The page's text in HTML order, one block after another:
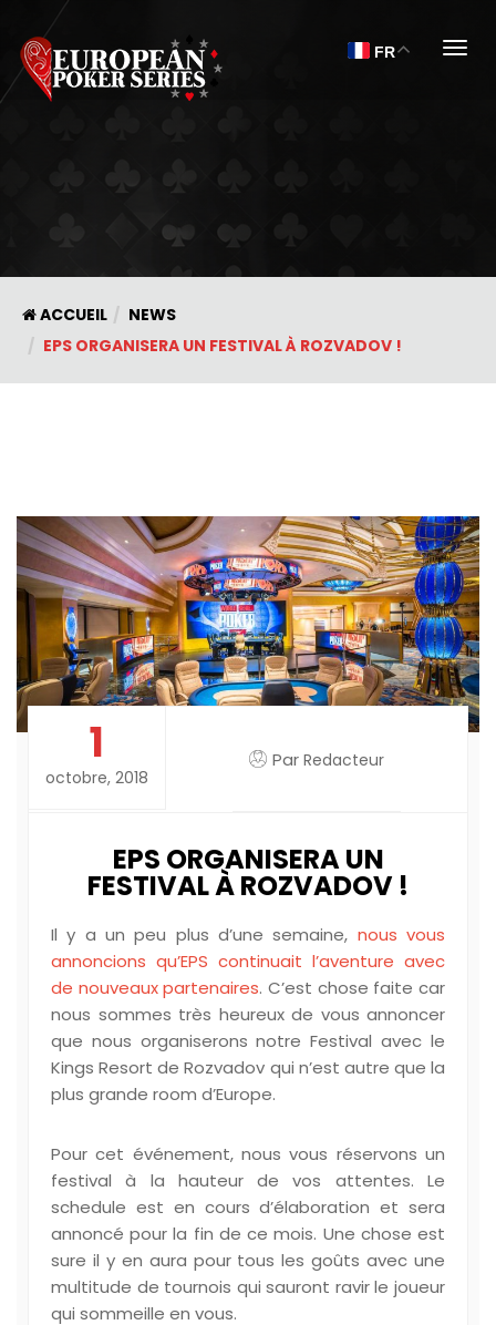
FR
ACCUEIL
NEWS
EPS ORGANISERA UN FESTIVAL À ROZVADOV !
1
octobre, 2018
Par Redacteur
EPS ORGANISERA UN
FESTIVAL À ROZVADOV !
Il y a un peu plus d’une semaine, nous vous
annoncions qu’EPS continuait l’aventure avec
de nouveaux partenaires. C’est chose faite car
nous sommes très heureux de vous annoncer
que nous organiserons notre Festival avec le
Kings Resort de Rozvadov qui n’est autre que la
plus grande room d’Europe.
Pour cet événement, nous vous réservons un
festival à la hauteur de vos attentes. Le
schedule est en cours d’élaboration et sera
annoncé pour la fin de ce mois. Une chose est
sure il y en aura pour tous les goûts avec une
multitude de tournois qui sauront ravir le joueur
qui sommeille en vous.